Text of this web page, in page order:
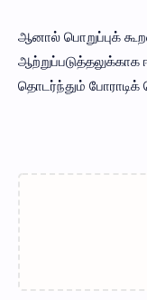
ஆனால் பொறுப்புக்
ஆற்றுப்படுத்தலுக்காக
தொடர்ந்தும்